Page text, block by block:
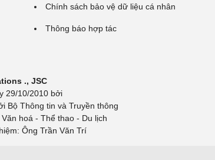
Chính sách bảo vệ dữ liệu cá nhân
Thông báo hợp tác
., JSC
29/10/2010 bởi
Bộ Thông tin và Truyền thông
hoá - Thể thao - Du lịch
Ông Trần Văn Trí